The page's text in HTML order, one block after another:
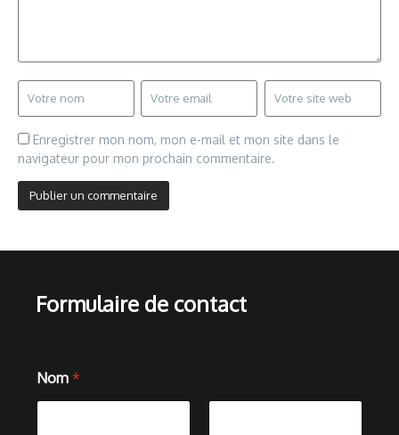
Enregistrer mon nom, mon e-mail et mon site dans le
navigateur pour mon prochain commentaire.
Formulaire de contact
Nom *